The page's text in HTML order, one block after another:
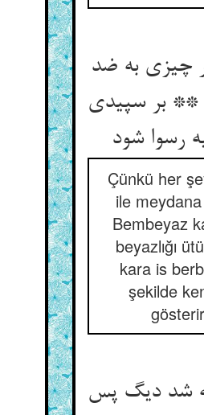
چیزی به ضد
** بر سپیدی
رسوا شود
Çünkü her
ile meydana
Bembeyaz
beyazlığı
kara is
şekilde
شد دیگ پس